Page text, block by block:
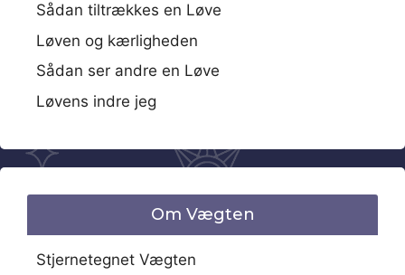
Sådan tiltrækkes en Løve
Løven og kærligheden
Sådan ser andre en Løve
Løvens indre jeg
Om Vægten
Stjernetegnet Vægten